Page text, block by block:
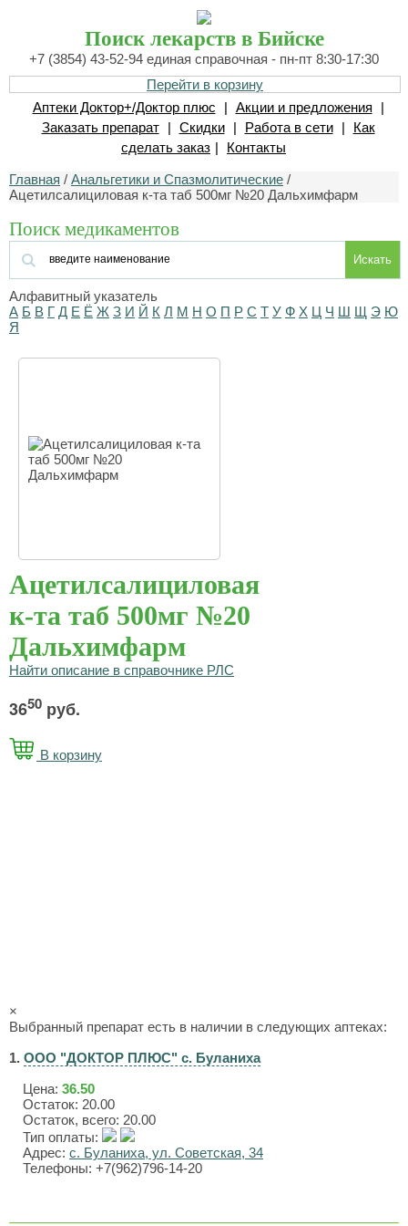
Поиск лекарств в Бийске
+7 (3854) 43-52-94 единая справочная - пн-пт 8:30-17:30
Перейти в корзину
Аптеки Доктор+/Доктор плюс
| Акции и предложения
|
Заказать препарат
| Скидки | Работа в сети |
Как
сделать заказ | Контакты
Главная / Анальгетики и Спазмолитические /
Ацетилсалициловая к-та таб 500мг №20 Дальхимфарм
Поиск медикаментов
Искать
Алфавитный указатель
А Б В Г Д Е Ё Ж З И Й К Л М Н О П Р С Т У Ф Х Ц Ч Ш Щ Э Ю
Я
Ацетилсалициловая
к-та таб 500мг №20
Дальхимфарм
Найти описание в справочнике РЛС
3650 руб.
В корзину
×
Выбранный препарат есть в наличии в следующих аптеках:
1. ООО "ДОКТОР ПЛЮС" с. Буланиха
Цена: 36.50
Остаток: 20.00
Остаток, всего: 20.00
Тип оплаты:
Адрес: с. Буланиха, ул. Советская, 34
Телефоны: +7(962)796-14-20